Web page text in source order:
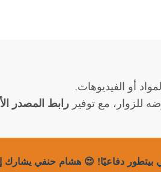
أو الفيديوهات.
للزوار، مع توفيررابط المصدر
بيتطور دفاعيًا! 😍 هشام حنفي يشارك